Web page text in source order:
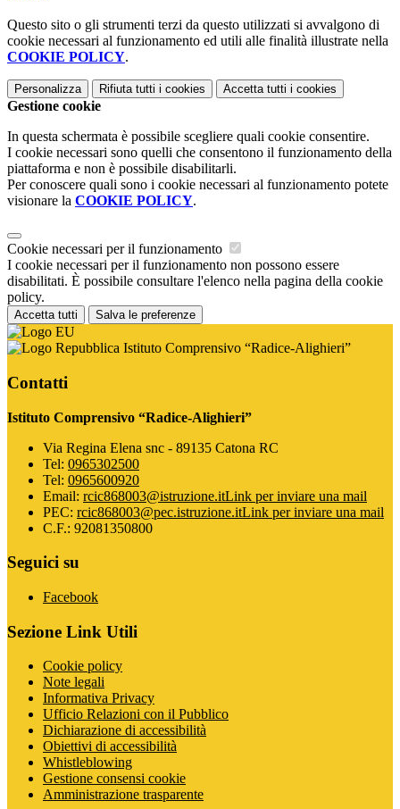
Questo sito o gli strumenti terzi da questo utilizzati si avvalgono di
cookie necessari al funzionamento ed utili alle finalità illustrate nella
COOKIE POLICY.
Personalizza Rifiuta tutti i cookies Accetta tutti i cookies
Gestione cookie
In questa schermata è possibile scegliere quali cookie consentire.
I cookie necessari sono quelli che consentono il funzionamento della
piattaforma e non è possibile disabilitarli.
Per conoscere quali sono i cookie necessari al funzionamento potete
visionare la COOKIE POLICY.
Cookie necessari per il funzionamento
I cookie necessari per il funzionamento non possono essere
disabilitati. È possibile consultare l'elenco nella pagina della cookie
policy.
Accetta tutti Salva le preferenze
Istituto Comprensivo “Radice-Alighieri”
Contatti
Istituto Comprensivo “Radice-Alighieri”
Via Regina Elena snc - 89135 Catona RC
Tel: 0965302500
Tel: 0965600920
Email: rcic868003@istruzione.itLink per inviare una mail
PEC: rcic868003@pec.istruzione.itLink per inviare una mail
C.F.: 92081350800
Seguici su
Facebook
Sezione Link Utili
Cookie policy
Note legali
Informativa Privacy
Ufficio Relazioni con il Pubblico
Dichiarazione di accessibilità
Obiettivi di accessibilità
Whistleblowing
Gestione consensi cookie
Amministrazione trasparente